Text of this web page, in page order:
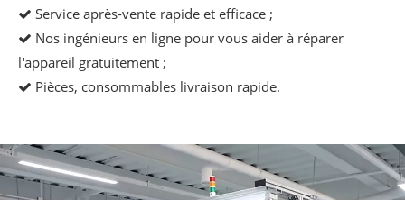
 Service après-vente rapide et efficace ;
 Nos ingénieurs en ligne pour vous aider à réparer
l'appareil gratuitement ;
 Pièces, consommables livraison rapide.